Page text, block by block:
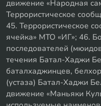
движение «Народная
Террористическое
45. Террористическое
ячейка» МТО «ИГ»; 46.
последователей
течения Батал-Хаджи
баталхаджинцев,
(устаза) Батал-Хаджи
движение «Маньяки